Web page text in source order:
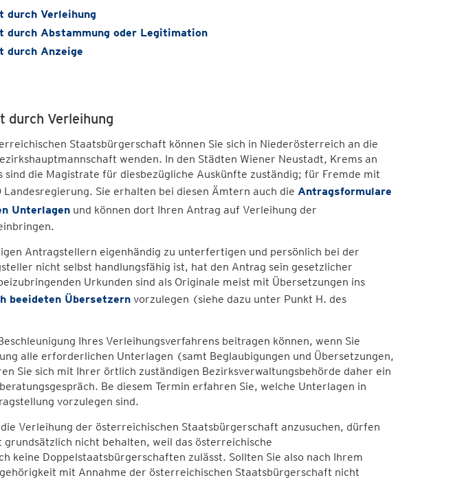
durch Verleihung
durch Abstammung oder Legitimation
durch Anzeige
durch Verleihung
Staatsbürgerschaft können Sie sich in Niederösterreich an die
wenden. In den Städten Wiener Neustadt, Krems an
sind die Magistrate für diesbezügliche Auskünfte zuständig; für Fremde mit
Landesregierung. Sie erhalten bei diesen Ämtern auch die Antragsformulare
Unterlagenund können dort Ihren Antrag auf Verleihung der
Antragstellern eigenhändig zu unterfertigen und persönlich bei der
nicht selbst handlungsfähig ist, hat den Antrag sein gesetzlicher
Urkunden sind als Originale meist mit Übersetzungen ins
beeideten Übersetzernvorzulegen (siehe dazu unter Punkt H. des
Ihres Verleihungsverfahrens beitragen können, wenn Sie
alle erforderlichen Unterlagen (samt Beglaubigungen und Übersetzungen,
Sie sich mit Ihrer örtlich zuständigen Bezirksverwaltungsbehörde daher ein
Be diesem Termin erfahren Sie, welche Unterlagen in
vorzulegen sind.
Verleihung der österreichischen Staatsbürgerschaft anzusuchen, dürfen
nicht behalten, weil das österreichische
keine Doppelstaatsbürgerschaften zulässt. Sollten Sie also nach Ihrem
mit Annahme der österreichischen Staatsbürgerschaft nicht